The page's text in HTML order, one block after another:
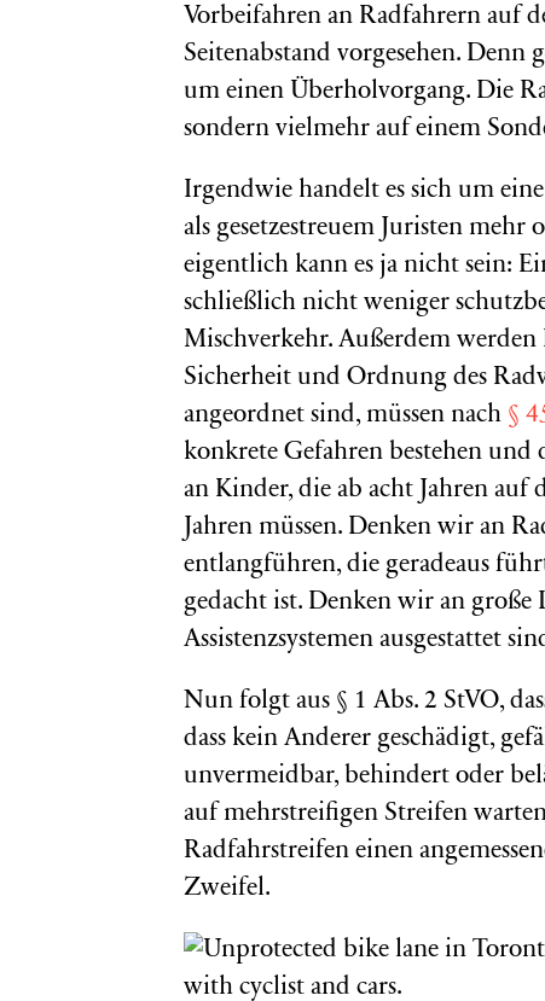
Vorbeifahren an Radfahrern auf
Seitenabstand vorgesehen. Denn
um einen Überholvorgang. Die
sondern vielmehr auf einem
Irgendwie handelt es sich um
als gesetzestreuem Juristen mehr
eigentlich kann es ja nicht sein:
schließlich nicht weniger
Mischverkehr. Außerdem
Sicherheit und Ordnung des
angeordnet sind, müssen nach §
konkrete Gefahren bestehen
an Kinder, die ab acht Jahren
Jahren müssen. Denken wir an
entlangführen, die geradeaus
gedacht ist. Denken wir an
Assistenzsystemen ausgestattet
Nun folgt aus § 1 Abs. 2 StVO,
dass kein Anderer geschädigt,
unvermeidbar, behindert oder
auf mehrstreifigen Streifen
Radfahrstreifen einen
Zweifel.